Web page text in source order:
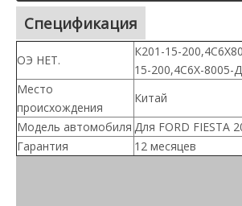
Спецификация
ОЭ НЕТ.
К201-15-
15-200,4С6Х-8005-
Место
происхождения
Китай
Модель автомобиля Для FORD FIESTA
Гарантия
12 месяцев